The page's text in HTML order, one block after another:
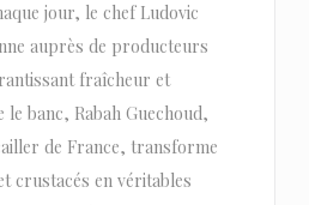
jour, le chef Ludovic
auprès de producteurs
fraîcheur et
banc, Rabah Guechoud,
de France, transforme
crustacés en véritables